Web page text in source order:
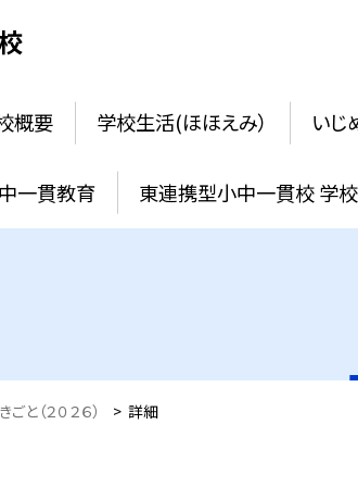
概要 学校生活(ほほえみ） いじ
一貫教育 東連携型小中一貫校 学
ごと（２０２６） > 詳細